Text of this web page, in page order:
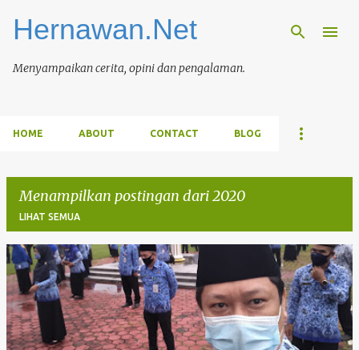
Langsung ke konten utama
Hernawan.Net
Menyampaikan cerita, opini dan pengalaman.
HOME ABOUT CONTACT BLOG
Menampilkan postingan dari 2020
LIHAT SEMUA
P
o
s
t